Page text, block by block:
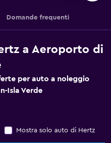
Domande frequenti
a Aeroporto di
per auto a noleggio
Isla Verde
Mostra solo auto di Hertz